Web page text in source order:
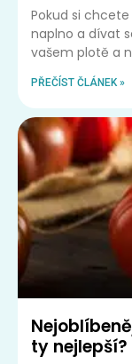
Pokud si
naplno a dívat
vašem plotě a
PŘEČÍST ČLÁNEK »
ty nejlepší?